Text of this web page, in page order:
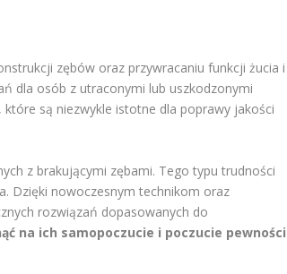
zębów oraz przywracaniu funkcji żucia i
dla osób z utraconymi lub uszkodzonymi
, które są niezwykle istotne dla poprawy jakości
z brakującymi zębami. Tego typu trudności
Dzięki nowoczesnym technikom oraz
rozwiązań dopasowanych do
na ich samopoczucie i poczucie pewności